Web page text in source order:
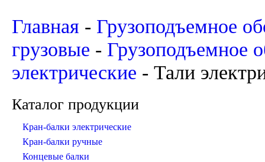
Главная - Грузоподъемное
грузовые - Грузоподъемное
электрические - Тали
Каталог продукции
Кран-балки электрические
Кран-балки ручные
Концевые балки